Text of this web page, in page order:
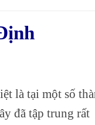
là tại một số
đã tập trung rất